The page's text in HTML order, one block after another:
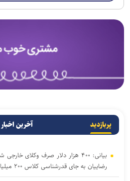
پربازدید آخرین اخبار
بیانی: ۴۰۰ هزار دلار صرف وکلای
رضاییان به جای قدرشناسی کلاس ۲۰۰ میلیارد تومانی گذاشت